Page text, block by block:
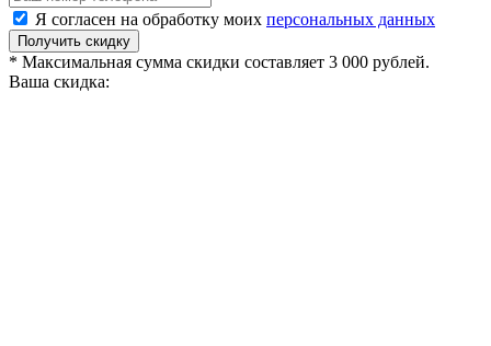
Я согласен на обработку моих персональных данных
Получить скидку
* Максимальная сумма скидки составляет 3 000 рублей.
Ваша скидка: